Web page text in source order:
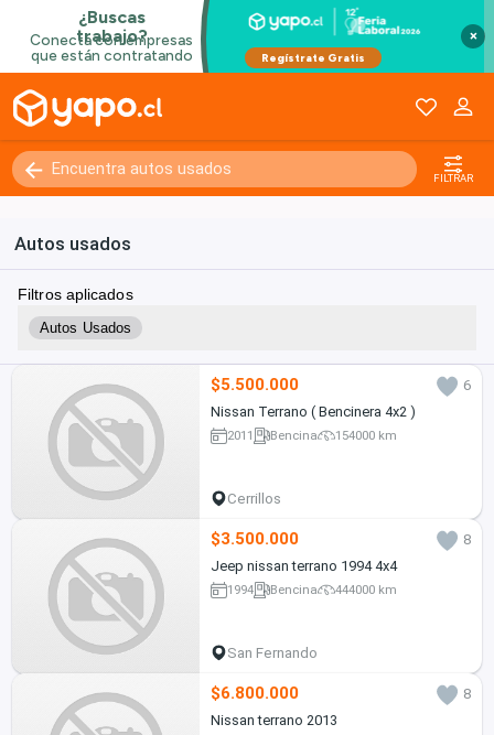
×
FILTRAR
Autos usados
Filtros aplicados
Autos Usados
$5.500.000
6
Nissan Terrano ( Bencinera 4x2 )
2011 Bencina 154000 km
Cerrillos
$3.500.000
8
Jeep nissan terrano 1994 4x4
1994 Bencina 444000 km
San Fernando
$6.800.000
8
Nissan terrano 2013